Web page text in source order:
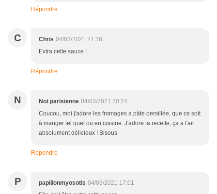
Répondre
C Chris 04/03/2021 21:38
Extra cette sauce !
Répondre
N Not parisienne 04/03/2021 20:24
Coucou, moi j'adore les fromages a pâte persillée, que ce soit
à manger tel quel ou en cuisine. J'adore ta recette, ça a l'air
absolument délicieux ! Bisous
Répondre
P papillonmyosotis 04/03/2021 17:01